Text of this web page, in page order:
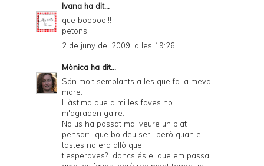
Ivana ha dit...
que booooo!!!
petons
2 de juny del 2009, a les 19:26
Mònica ha dit...
Són molt semblants a les que fa la meva
mare.
Llàstima que a mi les faves no
m'agraden gaire.
No us ha passat mai veure un plat i
pensar: -que bo deu ser!, però quan el
tastes no era allò que
t'esperaves?...doncs és el que em passa